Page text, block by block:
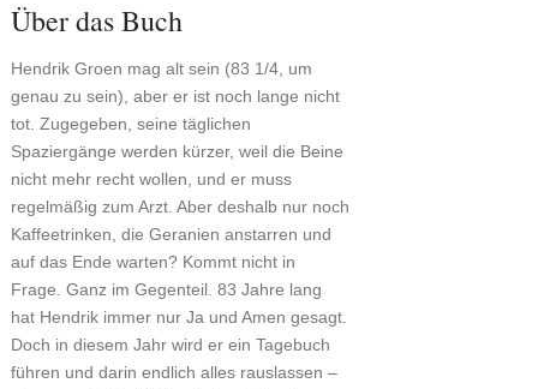
Über das Buch
Hendrik Groen mag alt sein (83 1/4, um
genau zu sein), aber er ist noch lange nicht
tot. Zugegeben, seine täglichen
Spaziergänge werden kürzer, weil die Beine
nicht mehr recht wollen, und er muss
regelmäßig zum Arzt. Aber deshalb nur noch
Kaffeetrinken, die Geranien anstarren und
auf das Ende warten? Kommt nicht in
Frage. Ganz im Gegenteil. 83 Jahre lang
hat Hendrik immer nur Ja und Amen gesagt.
Doch in diesem Jahr wird er ein Tagebuch
führen und darin endlich alles rauslassen –